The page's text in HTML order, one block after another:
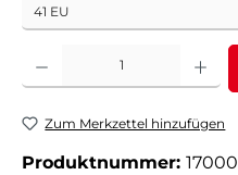
Produkt Anzahl: Gib den gewünschten
Zum Merkzettel hinzufügen
Produktnummer: